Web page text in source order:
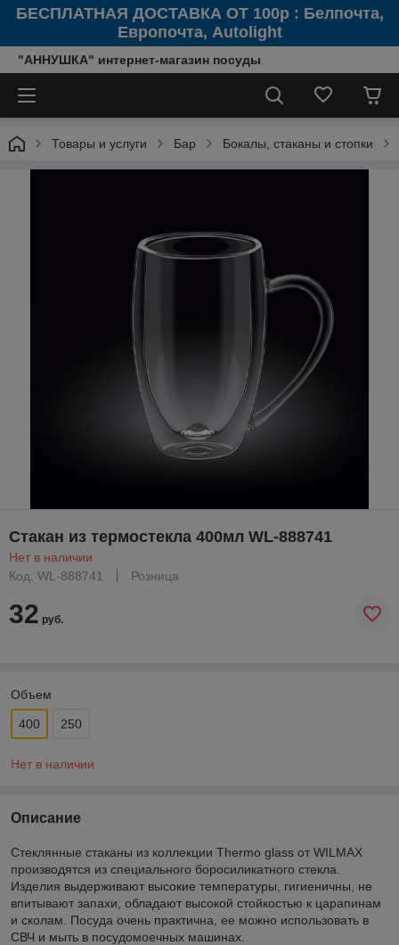
БЕСПЛАТНАЯ ДОСТАВКА ОТ 100р : Белпочта,
Европочта, Autolight
"АННУШКА" интернет-магазин посуды
Товары и услуги Бар Бокалы, стаканы и стопки
Стакан из термостекла 400мл WL-888741
Нет в наличии
Код: WL-888741
Розница
32 руб.
Объем
400 250
Нет в наличии
Описание
Стеклянные стаканы из коллекции Thermo glass от WILMAX
производятся из специального боросиликатного стекла.
Изделия выдерживают высокие температуры, гигиеничны, не
впитывают запахи, обладают высокой стойкостью к царапинам
и сколам. Посуда очень практична, ее можно использовать в
СВЧ и мыть в посудомоечных машинах.